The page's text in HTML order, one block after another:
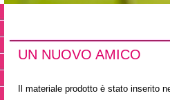
UN NUOVO AMICO
Il materiale prodotto è stato inserito